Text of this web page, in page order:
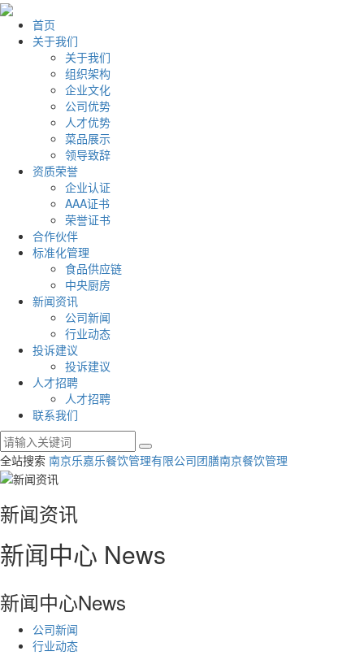
首页
关于我们
关于我们
组织架构
企业文化
公司优势
人才优势
菜品展示
领导致辞
资质荣誉
企业认证
AAA证书
荣誉证书
合作伙伴
标准化管理
食品供应链
中央厨房
新闻资讯
公司新闻
行业动态
投诉建议
投诉建议
人才招聘
人才招聘
联系我们
全站搜索 南京乐嘉乐餐饮管理有限公司团膳南京餐饮管理
新闻资讯
新闻中心 News
新闻中心News
公司新闻
行业动态